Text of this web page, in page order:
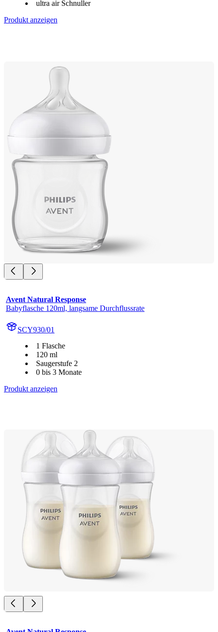
ultra air Schnuller
Produkt anzeigen
Avent Natural Response
Babyflasche 120ml, langsame Durchflussrate
SCY930/01
1 Flasche
120 ml
Saugerstufe 2
0 bis 3 Monate
Produkt anzeigen